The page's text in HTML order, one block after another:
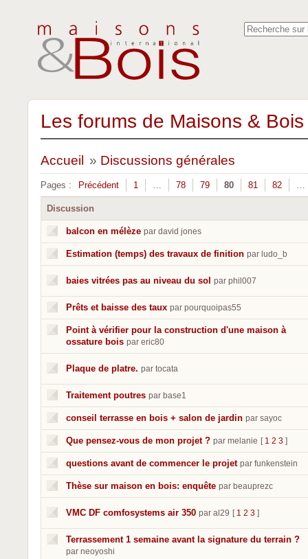
Les forums de Maisons &
Accueil » Discussions générales
Pages : Précédent 1 … 78 79 80 81 82 …
Discussion
balcon en mélèze par david jones
Estimation (temps) des travaux de finition par ludo_b
baies vitrées pas au niveau du sol par phil007
Prêts et baisse des taux par pourquoipas55
Point à vérifier pour la construction d'une maison à
ossature bois par eric80
Plaque de platre. par tocata
Traitement poutres par base1
conseil terrasse en bois + salon de jardin par sayoc
Que pensez-vous de mon projet ? par melanie [ 1 2 3 ]
questions avant de commencer le projet par funkenstein
Thèse sur maison en bois: enquête par beauprezc
VMC DF comfosystems air 350 par al29 [ 1 2 3 ]
Terrassement 1 semaine avant la signature du terrain ?
par neoyoshi